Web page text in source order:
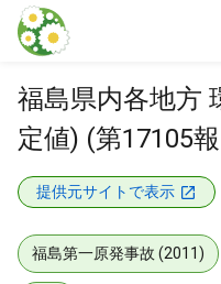
本文に飛ぶ
福島県内各地方
定値) (第17105
提供元サイトで表示
福島第一原発事故 (2011)